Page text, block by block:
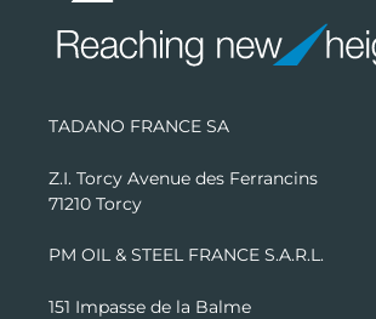
TADANO FRANCE SA
Z.I. Torcy Avenue des Ferrancins
71210 Torcy
PM OIL & STEEL FRANCE S.A.R.L.
151 Impasse de la Balme